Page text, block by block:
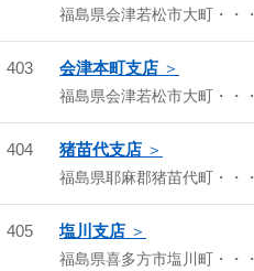
福島県会津若松市大町・・・
403 会津本町支店
福島県会津若松市大町・・・
404 猪苗代支店
福島県耶麻郡猪苗代町・・・
405 塩川支店
福島県喜多方市塩川町・・・